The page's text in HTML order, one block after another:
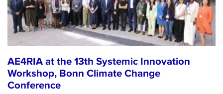
AE4RIA at the 13th Systemic Innovation
Workshop, Bonn Climate Change
Conference